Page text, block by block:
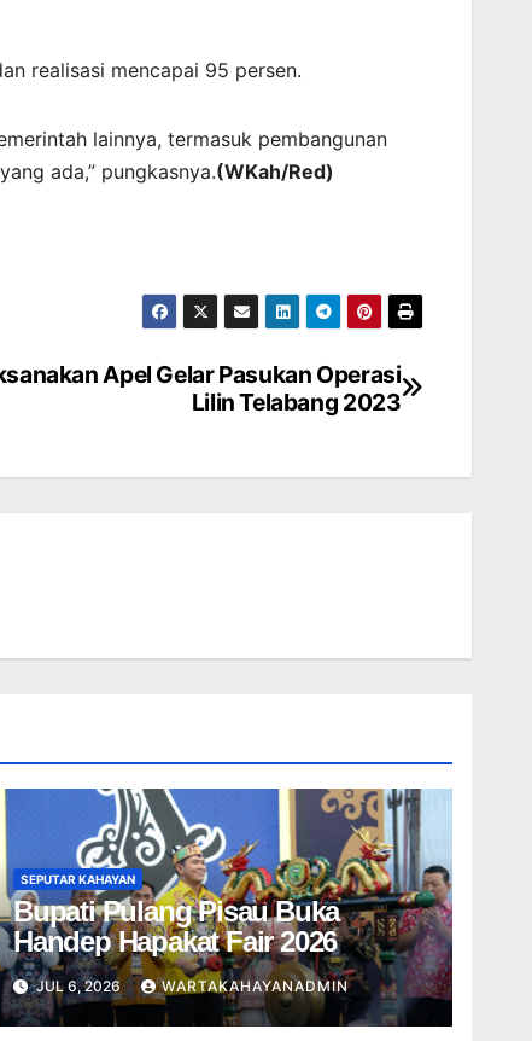
realisasi mencapai 95 persen.
lainnya, termasuk pembangunan
ada,” pungkasnya.(WKah/Red)
Apel Gelar Pasukan Operasi
Lilin Telabang 2023
SEPUTAR KAHAYAN
Bupati Pulang Pisau Buka
Handep Hapakat Fair 2026
JUL 6, 2026 WARTAKAHAYANADMIN